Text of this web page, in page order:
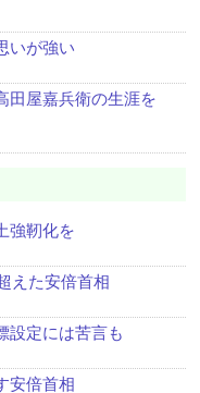
いが強い
田屋嘉兵衛の生涯を
強靭化を
えた安倍首相
定には苦言も
安倍首相